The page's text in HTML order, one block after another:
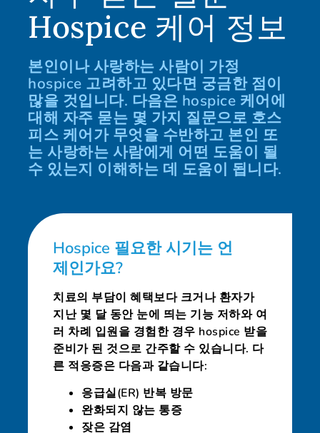
Hospice 케어 정보
본인이나 사랑하는 사람이 가정
hospice 고려하고 있다면 궁금한 점이
많을 것입니다. 다음은 hospice 케어에
대해 자주 묻는 몇 가지 질문으로 호스
피스 케어가 무엇을 수반하고 본인 또
는 사랑하는 사람에게 어떤 도움이 될
수 있는지 이해하는 데 도움이 됩니다.
Hospice 필요한 시기는 언
제인가요?
치료의 부담이 혜택보다 크거나 환자가
지난 몇 달 동안 눈에 띄는 기능 저하와 여
러 차례 입원을 경험한 경우 hospice 받을
준비가 된 것으로 간주할 수 있습니다. 다
른 적응증은 다음과 같습니다:
응급실(ER) 반복 방문
완화되지 않는 통증
잦은 감염